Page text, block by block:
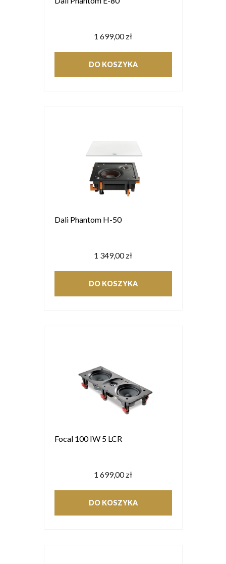
1 699,00 zł
DO KOSZYKA
Dali Phantom H-50
1 349,00 zł
DO KOSZYKA
Focal 100 IW 5 LCR
1 699,00 zł
DO KOSZYKA